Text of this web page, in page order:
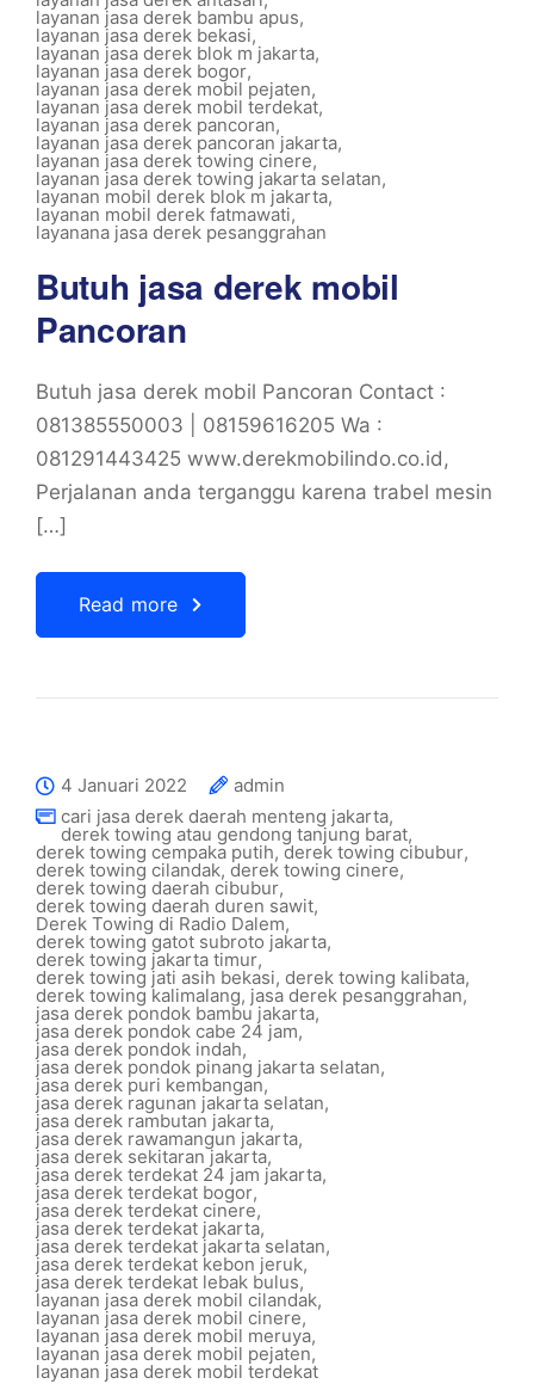
layanan jasa derek bambu apus,
layanan jasa derek bekasi,
layanan jasa derek blok m jakarta,
layanan jasa derek bogor,
layanan jasa derek mobil pejaten,
layanan jasa derek mobil terdekat,
layanan jasa derek pancoran,
layanan jasa derek pancoran jakarta,
layanan jasa derek towing cinere,
layanan jasa derek towing jakarta selatan,
layanan mobil derek blok m jakarta,
layanan mobil derek fatmawati,
layanana jasa derek pesanggrahan
Butuh jasa derek mobil
Pancoran
Butuh jasa derek mobil Pancoran Contact :
081385550003 | 08159616205 Wa :
081291443425 www.derekmobilindo.co.id,
Perjalanan anda terganggu karena trabel mesin
[…]
Read more
4 Januari 2022
admin
cari jasa derek daerah menteng jakarta,
derek towing atau gendong tanjung barat,
derek towing cempaka putih, derek towing cibubur,
derek towing cilandak, derek towing cinere,
derek towing daerah cibubur,
derek towing daerah duren sawit,
Derek Towing di Radio Dalem,
derek towing gatot subroto jakarta,
derek towing jakarta timur,
derek towing jati asih bekasi, derek towing kalibata,
derek towing kalimalang, jasa derek pesanggrahan,
jasa derek pondok bambu jakarta,
jasa derek pondok cabe 24 jam,
jasa derek pondok indah,
jasa derek pondok pinang jakarta selatan,
jasa derek puri kembangan,
jasa derek ragunan jakarta selatan,
jasa derek rambutan jakarta,
jasa derek rawamangun jakarta,
jasa derek sekitaran jakarta,
jasa derek terdekat 24 jam jakarta,
jasa derek terdekat bogor,
jasa derek terdekat cinere,
jasa derek terdekat jakarta,
jasa derek terdekat jakarta selatan,
jasa derek terdekat kebon jeruk,
jasa derek terdekat lebak bulus,
layanan jasa derek mobil cilandak,
layanan jasa derek mobil cinere,
layanan jasa derek mobil meruya,
layanan jasa derek mobil pejaten,
layanan jasa derek mobil terdekat